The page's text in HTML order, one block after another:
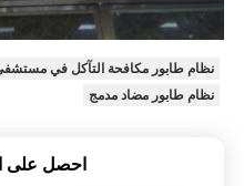
نظام طابور مكافحة التآكل في
نظام طابور مضاد مدمج
احصل